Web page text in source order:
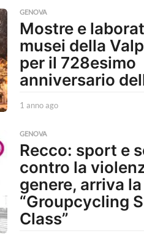
GENOVA
Mostre e
musei della
per il 728esimo
anniversario
1 anno ago1
o
a
g
o
GENOVA
Recco: sport e
contro la
genere, arriva la
“Groupcycling
Class”